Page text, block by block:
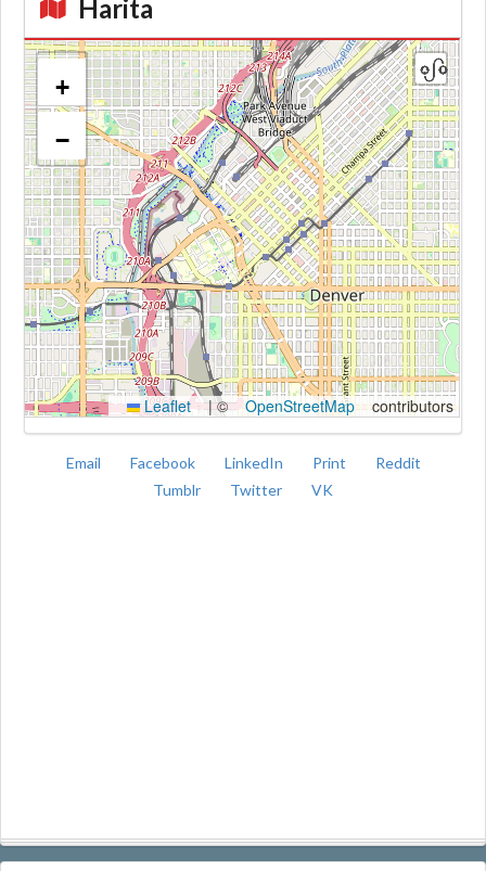
Harita
Kroki
+
−
Leaflet |© OpenStreetMap contributors
Email Facebook LinkedIn Print
Reddit
Tumblr
Twitter VK